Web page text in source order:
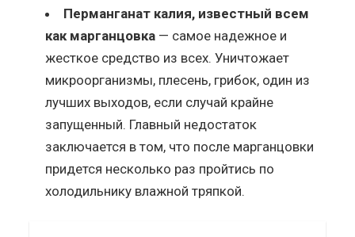
Перманганат калия, известный всем
как марганцовка — самое надежное и
жесткое средство из всех. Уничтожает
микроорганизмы, плесень, грибок, один из
лучших выходов, если случай крайне
запущенный. Главный недостаток
заключается в том, что после марганцовки
придется несколько раз пройтись по
холодильнику влажной тряпкой.